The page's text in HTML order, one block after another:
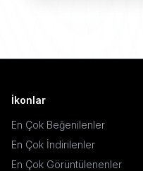
İkonlar
En Çok Beğenilenler
En Çok İndirilenler
En Çok Görüntülenenler